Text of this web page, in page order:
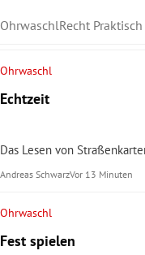
OhrwaschlRecht Praktisch
Ohrwaschl
Echtzeit
Das Lesen von
Andreas SchwarzVor 13 Minuten
Ohrwaschl
Fest spielen